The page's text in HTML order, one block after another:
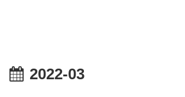
2022-03